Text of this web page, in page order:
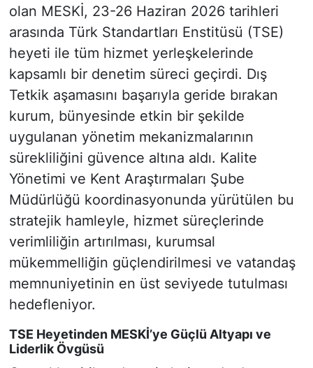
olan MESKİ, 23-26 Haziran 2026 tarihleri
arasında Türk Standartları Enstitüsü (TSE)
heyeti ile tüm hizmet yerleşkelerinde
kapsamlı bir denetim süreci geçirdi. Dış
Tetkik aşamasını başarıyla geride bırakan
kurum, bünyesinde etkin bir şekilde
uygulanan yönetim mekanizmalarının
sürekliliğini güvence altına aldı. Kalite
Yönetimi ve Kent Araştırmaları Şube
Müdürlüğü koordinasyonunda yürütülen bu
stratejik hamleyle, hizmet süreçlerinde
verimliliğin artırılması, kurumsal
mükemmelliğin güçlendirilmesi ve vatandaş
memnuniyetinin en üst seviyede tutulması
hedefleniyor.
TSE Heyetinden MESKİ’ye Güçlü Altyapı ve
Liderlik Övgüsü